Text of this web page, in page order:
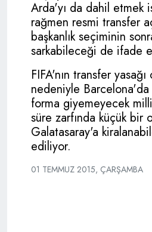
Arda'yı da dahil etmek
rağmen resmi transfer
başkanlık seçiminin
sarkabileceği de ifade
FIFA'nın transfer yasağı
nedeniyle Barcelona'da
forma giyemeyecek
süre zarfında küçük bir
Galatasaray'a
ediliyor.
01 TEMMUZ 2015, ÇARŞAMBA